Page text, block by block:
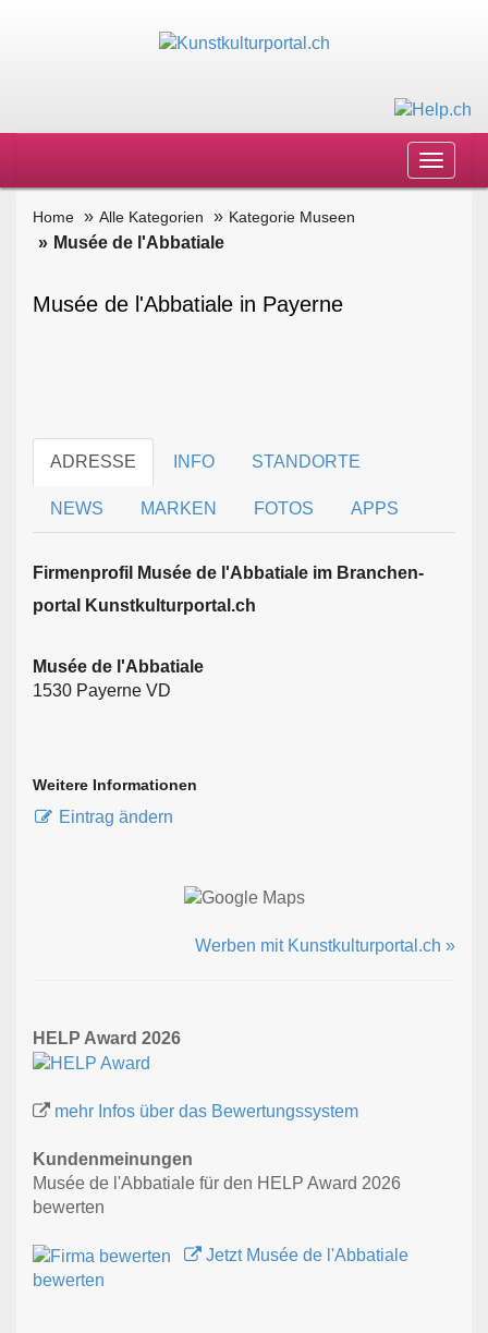
Toggle
Home Alle Kategorien Kategorie Museen
Musée de l'Abbatiale
Musée de l'Abbatiale in Payerne
ADRESSE INFO STANDORTE
NEWS MARKEN FOTOS APPS
Firmen­profil Musée de l'Abbatiale im Branchen­
portal Kunstkulturportal.ch
Musée de l'Abbatiale
1530 Payerne VD
Weitere Informationen
Eintrag ändern
Werben mit Kunstkulturportal.ch »
HELP Award 2026
mehr Infos über das Bewertungssystem
Kundenmeinungen
Musée de l'Abbatiale für den HELP Award 2026
bewerten
Jetzt Musée de l'Abbatiale
bewerten